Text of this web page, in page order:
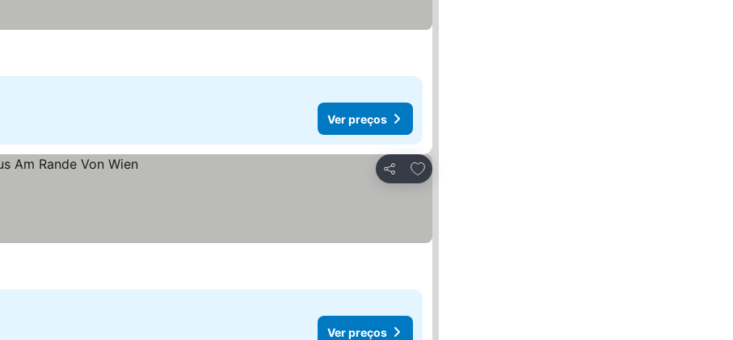
Ver preços
Partilhar
Adicionar aos favoritos
Ver preços